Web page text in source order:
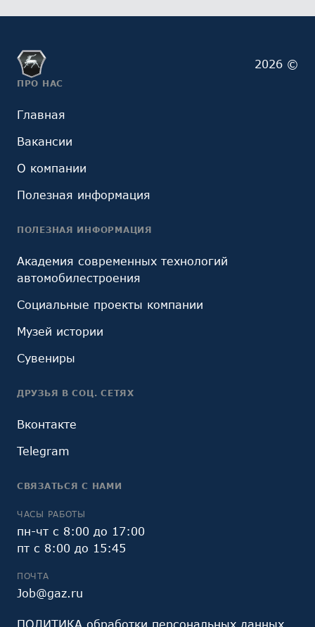
2026 ©
ПРО НАС
Главная
Вакансии
О компании
Полезная информация
ПОЛЕЗНАЯ ИНФОРМАЦИЯ
Академия современных технологий
автомобилестроения
Социальные проекты компании
Музей истории
Сувениры
ДРУЗЬЯ В СОЦ. СЕТЯХ
Вконтакте
Telegram
СВЯЗАТЬСЯ С НАМИ
ЧАСЫ РАБОТЫ
пн-чт с 8:00 до 17:00
пт с 8:00 до 15:45
ПОЧТА
Job@gaz.ru
ПОЛИТИКА обработки персональных данных